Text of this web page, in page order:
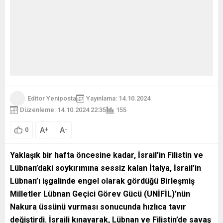
Editor Yeniposta
Yayınlama: 14.10.2024
Düzenleme: 14.10.2024 22:35
155
0 A+ A-
Yaklaşık bir hafta öncesine kadar, İsrail’in Filistin ve
Lübnan’daki soykırımına sessiz kalan İtalya, İsrail’in
Lübnan’ı işgalinde engel olarak gördüğü Birleşmiş
Milletler Lübnan Geçici Görev Gücü (UNİFİL)’nün
Nakura üssünü vurması sonucunda hızlıca tavır
değiştirdi. İsraili kınayarak, Lübnan ve Filistin’de savaş